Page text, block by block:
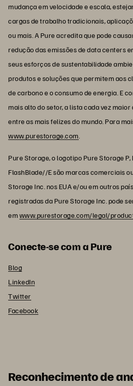
mudança em velocidade e escala,
cargas de trabalho tradicionais,
ou mais. A Pure acredita que pode
redução das emissões de data centers
seus esforços de sustentabilidade
produtos e soluções que permitem aos
de carbono e o consumo de energia. E
mais alto do setor, a lista cada vez
entre as mais felizes do mundo. Para
www.purestorage.com
Pure Storage, o logotipo Pure Storage
FlashBlade//E são marcas comerciais
Storage Inc. nos EUA e/ou em outros
registradas da Pure Storage Inc. pode
emwww.purestorage.com/legal/
Conecte-se com a Pure
Blog
LinkedIn
Twitter
Facebook
Reconhecimento de